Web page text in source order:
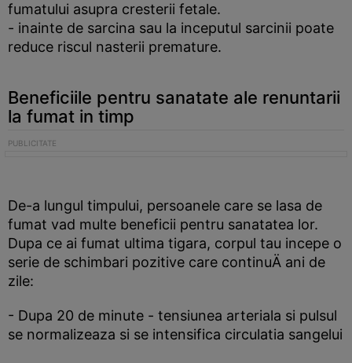
fumatului asupra cresterii fetale.
- inainte de sarcina sau la inceputul sarcinii poate
reduce riscul nasterii premature.
Beneficiile pentru sanatate ale renuntarii
la fumat in timp
De-a lungul timpului, persoanele care se lasa de
fumat vad multe beneficii pentru sanatatea lor.
Dupa ce ai fumat ultima tigara, corpul tau incepe o
serie de schimbari pozitive care continuÄ ani de
zile:
- Dupa 20 de minute - tensiunea arteriala si pulsul
se normalizeaza si se intensifica circulatia sangelui